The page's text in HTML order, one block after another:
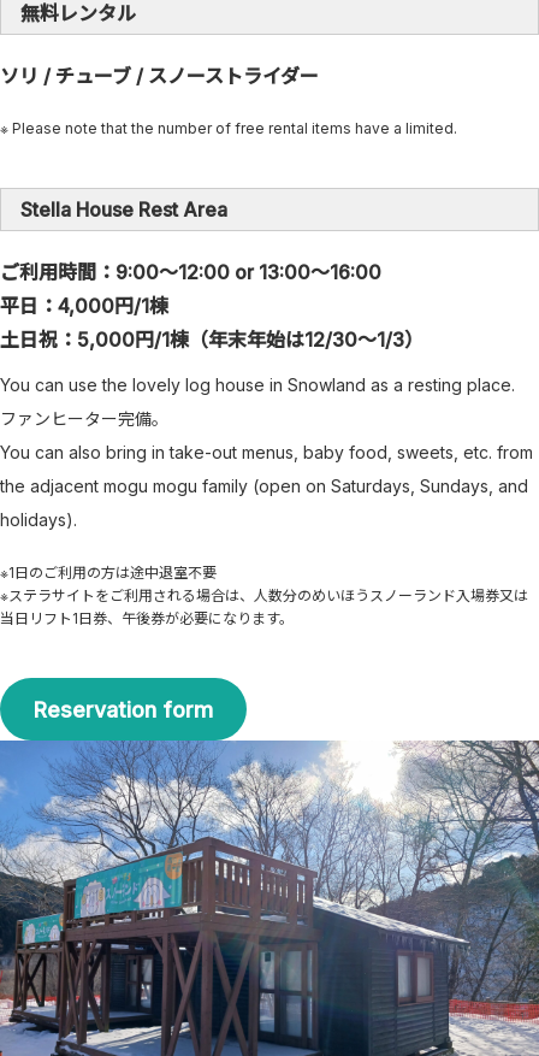
無料レンタル
ソリ / チューブ / スノーストライダー
※ Please note that the number of free rental items have a limited.
Stella House Rest Area
ご利用時間：9:00～12:00 or 13:00～16:00
平日：4,000円/1棟
土日祝：5,000円/1棟（年末年始は12/30～1/3）
You can use the lovely log house in Snowland as a resting place.
ファンヒーター完備。
You can also bring in take-out menus, baby food, sweets, etc. from
the adjacent mogu mogu family (open on Saturdays, Sundays, and
holidays).
※1日のご利用の方は途中退室不要
※ステラサイトをご利用される場合は、人数分のめいほうスノーランド入場券又は
当日リフト1日券、午後券が必要になります。
Reservation form